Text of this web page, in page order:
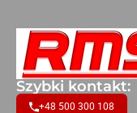
Szybki kontakt:
+48 500 300 108